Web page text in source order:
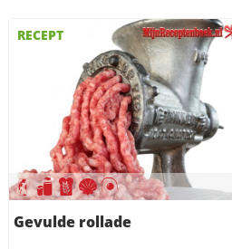
RECEPT
Gevulde rollade